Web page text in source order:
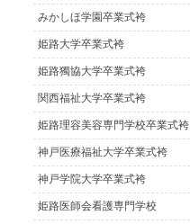
みかしほ学園卒業式袴
姫路大学卒業式袴
姫路獨協大学卒業式袴
関西福祉大学卒業式袴
姫路理容美容専門学校卒業式袴
神戸医療福祉大学卒業式袴
神戸学院大学卒業式袴
姫路医師会看護専門学校